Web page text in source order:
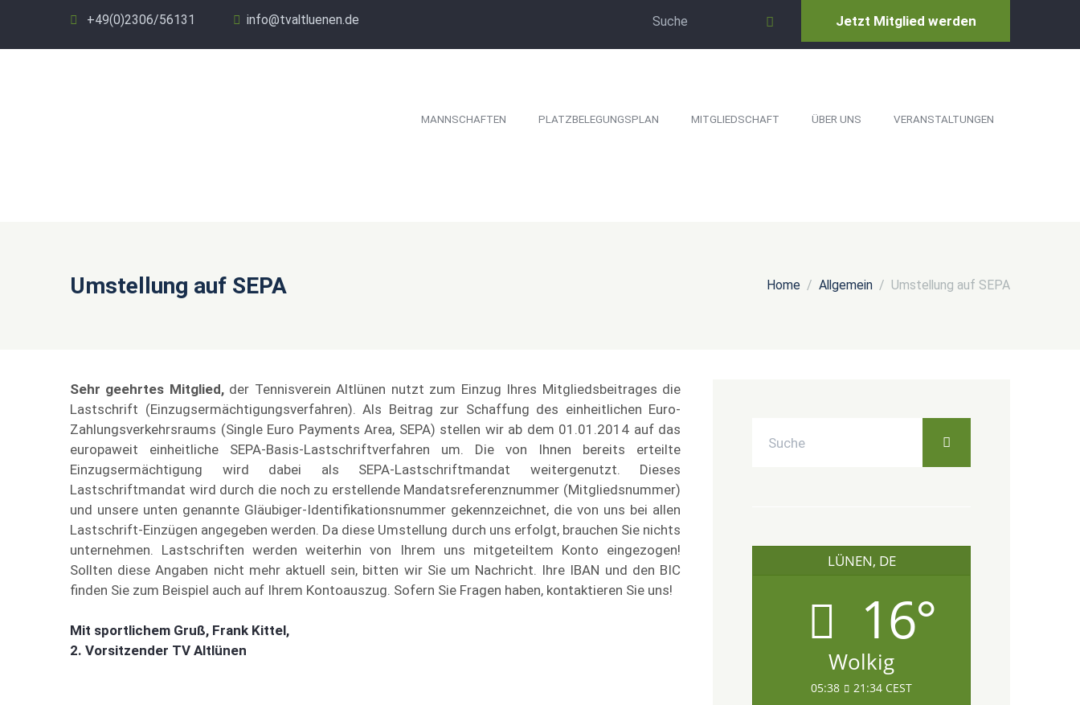
+49(0)2306/56131 info@tvaltluenen.de Jetzt Mitglied werden
MANNSCHAFTEN PLATZBELEGUNGSPLAN MITGLIEDSCHAFT ÜBER UNS VERANSTALTUNGEN
Umstellung auf SEPA Home Allgemein Umstellung auf SEPA
Sehr geehrtes Mitglied, der Tennisverein Altlünen nutzt zum Einzug Ihres Mitgliedsbeitrages die
Lastschrift (Einzugsermächtigungsverfahren). Als Beitrag zur Schaffung des einheitlichen Euro-
Zahlungsverkehrsraums (Single Euro Payments Area, SEPA) stellen wir ab dem 01.01.2014 auf das
europaweit einheitliche SEPA-Basis-Lastschriftverfahren um. Die von Ihnen bereits erteilte
Einzugsermächtigung wird dabei als SEPA-Lastschriftmandat weitergenutzt. Dieses
Lastschriftmandat wird durch die noch zu erstellende Mandatsreferenznummer (Mitgliedsnummer)
und unsere unten genannte Gläubiger-Identifikationsnummer gekennzeichnet, die von uns bei allen
Lastschrift-Einzügen angegeben werden. Da diese Umstellung durch uns erfolgt, brauchen Sie nichts
unternehmen. Lastschriften werden weiterhin von Ihrem uns mitgeteiltem Konto eingezogen!
Sollten diese Angaben nicht mehr aktuell sein, bitten wir Sie um Nachricht. Ihre IBAN und den BIC
finden Sie zum Beispiel auch auf Ihrem Kontoauszug. Sofern Sie Fragen haben, kontaktieren Sie uns!
Mit sportlichem Gruß, Frank Kittel,
2. Vorsitzender TV Altlünen
LÜNEN, DE
16°
Wolkig
05:38 21:34 CEST